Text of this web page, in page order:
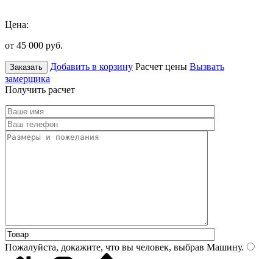
Цена:
от 45 000 руб.
Заказать Добавить в корзину Расчет цены Вызвать
замерщика
Получить расчет
Пожалуйста, докажите, что вы человек, выбрав Машину.